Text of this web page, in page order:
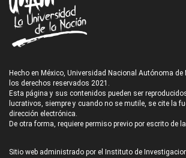
Hecho en México, Universidad Nacional Autónoma de
los derechos reservados 2021.
Esta página y sus contenidos pueden ser
lucrativos, siempre y cuando no se mutile, se cite la
dirección electrónica.
De otra forma, requiere permiso previo por escrito de
Sitio web administrado por el Instituto de